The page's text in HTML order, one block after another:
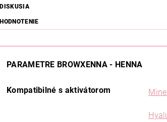
DISKUSIA
HODNOTENIE
PARAMETRE BROWXENNA - HENNA
Kompatibilné s aktivátorom